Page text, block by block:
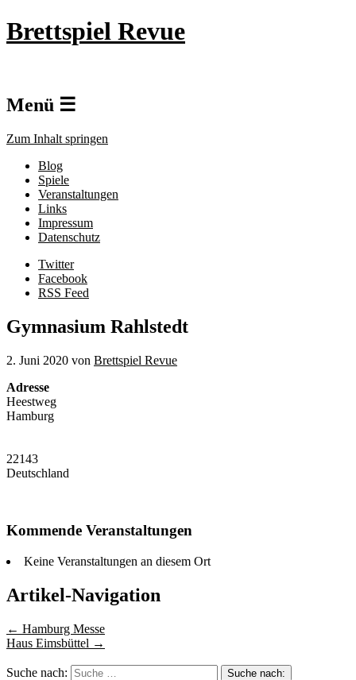
Brettspiel Revue
Menü ☰
Zum Inhalt springen
Blog
Spiele
Veranstaltungen
Links
Impressum
Datenschutz
Twitter
Facebook
RSS Feed
Gymnasium Rahlstedt
2. Juni 2020 von Brettspiel Revue
Adresse
Heestweg
Hamburg
22143
Deutschland
Kommende Veranstaltungen
Keine Veranstaltungen an diesem Ort
Artikel-Navigation
← Hamburg Messe
Haus Eimsbüttel →
Suche nach: